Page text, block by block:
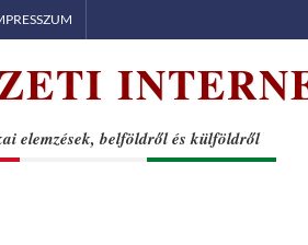
elemzések, belföldről és külföldről